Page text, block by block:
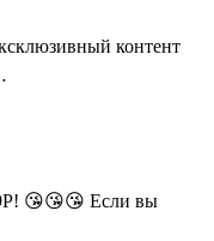
контент
😘😘😘 Если вы